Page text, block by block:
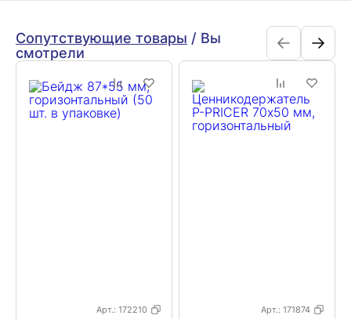
Сопутствующие товары / Вы
смотрели
Арт.: 172210 Арт.: 171874